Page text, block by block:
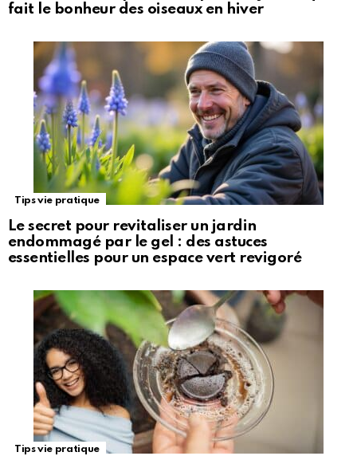
fait le bonheur des oiseaux en hiver
Tips vie pratique
Le secret pour revitaliser un jardin
endommagé par le gel : des astuces
essentielles pour un espace vert revigoré
Tips vie pratique